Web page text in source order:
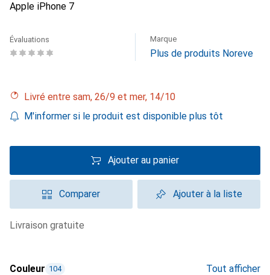
Apple iPhone 7
Évaluations Marque
Plus de produits Noreve
Livré entre sam, 26/9 et mer, 14/10
M'informer si le produit est disponible plus tôt
Ajouter au panier
Comparer Ajouter à la liste
livraison gratuite
Couleur 104 Tout afficher